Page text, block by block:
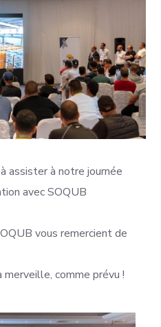
assister à notre journée
avec SOQUB
vous remercient de
merveille, comme prévu !